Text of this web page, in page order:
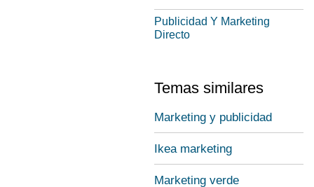
Publicidad Y Marketing
Directo
Temas similares
Marketing y publicidad
Ikea marketing
Marketing verde